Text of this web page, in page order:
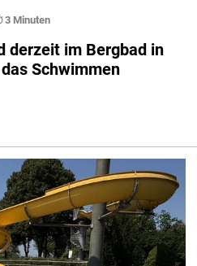
derzeit im Bergbad in
Schwimmen
3 Minuten